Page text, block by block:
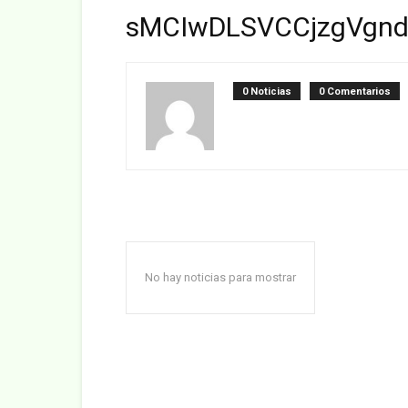
0 Noticias 0 Comentarios
No hay noticias para mostrar